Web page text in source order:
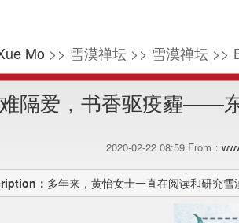
Mo >> 雪漠禅坛 >> 雪漠禅坛 >>
隔爱，书香驱疫霾——
2020-02-22 08:59 From：
： 多年来，黄怡女士一直在阅读和研究